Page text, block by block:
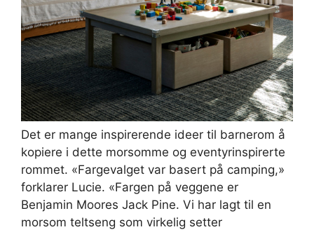
Det er mange inspirerende ideer til barnerom å
kopiere i dette morsomme og eventyrinspirerte
rommet. «Fargevalget var basert på camping,»
forklarer Lucie. «Fargen på veggene er
Benjamin Moores Jack Pine. Vi har lagt til en
morsom teltseng som virkelig setter